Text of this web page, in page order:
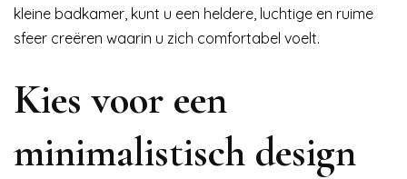
kleine badkamer, kunt u een heldere, luchtige en ruime
sfeer creëren waarin u zich comfortabel voelt.
Kies voor een
minimalistisch design